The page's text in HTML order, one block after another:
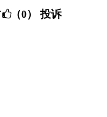
（0） 投诉